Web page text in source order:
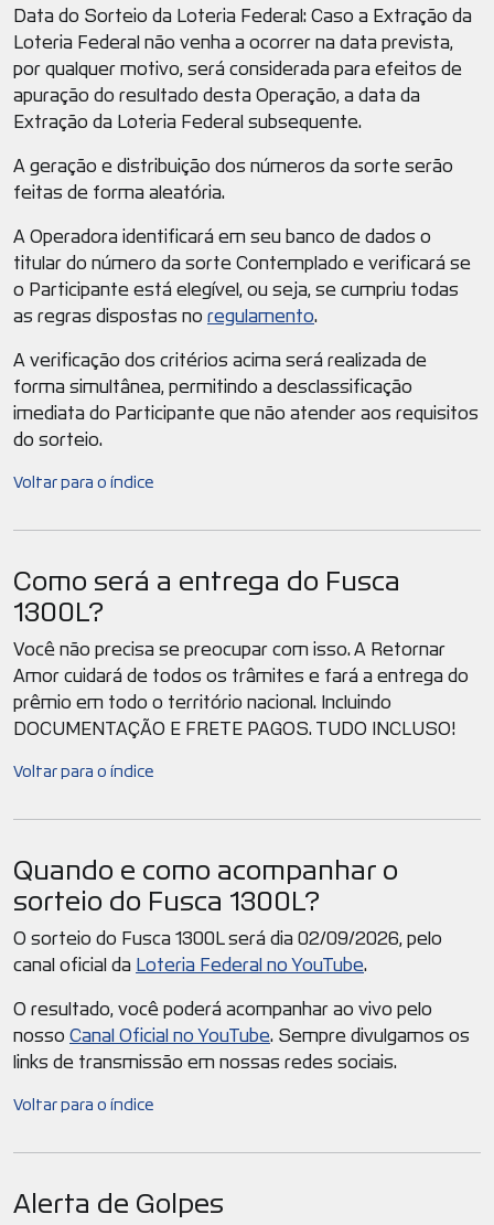
Data do Sorteio da Loteria Federal: Caso a Extração da
Loteria Federal não venha a ocorrer na data prevista,
por qualquer motivo, será considerada para efeitos de
apuração do resultado desta Operação, a data da
Extração da Loteria Federal subsequente.
A geração e distribuição dos números da sorte serão
feitas de forma aleatória.
A Operadora identificará em seu banco de dados o
titular do número da sorte Contemplado e verificará se
o Participante está elegível, ou seja, se cumpriu todas
as regras dispostas noregulamento.
A verificação dos critérios acima será realizada de
forma simultânea, permitindo a desclassificação
imediata do Participante que não atender aos requisitos
do sorteio.
Voltar para o índice
Como será a entrega do Fusca
1300L?
Você não precisa se preocupar com isso. A Retornar
Amor cuidará de todos os trâmites e fará a entrega do
prêmio em todo o território nacional. Incluindo
DOCUMENTAÇÃO E FRETE PAGOS. TUDO INCLUSO!
Voltar para o índice
Quando e como acompanhar o
sorteio do Fusca 1300L?
O sorteio do Fusca 1300L será dia 02/09/2026, pelo
canal oficial da Loteria Federal no YouTube.
O resultado, você poderá acompanhar ao vivo pelo
nossoCanal Oficial no YouTube. Sempre divulgamos os
links de transmissão em nossas redes sociais.
Voltar para o índice
Alerta de Golpes